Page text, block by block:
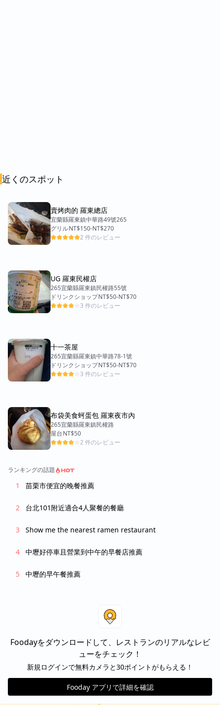
近くのスポット
賣烤肉的 羅東總店
宜蘭縣羅東鎮中華路49號265
グリルNT$150-NT$270
2 件のレビュー
UG 羅東民權店
265宜蘭縣羅東鎮民權路55號
ドリンクショップNT$50-NT$70
3 件のレビュー
十一茶屋
265宜蘭縣羅東鎮中華路78-1號
ドリンクショップNT$50-NT$70
3 件のレビュー
布袋美食蚵蛋包 羅東夜市內
265宜蘭縣羅東鎮民權路
屋台NT$50
2 件のレビュー
ランキングの話題
苗栗市便宜的晚餐推薦
台北101附近適合4人聚餐的餐廳
Show me the nearest ramen restaurant
中壢好停車且營業到中午的早餐店推薦
中壢的早午餐推薦
Foodayをダウンロードして、レストランのリアルなレビ
ューをチェック！
新規ログインで無料カメラと30ポイントがもらえる！
Fooday アプリで詳細を確認